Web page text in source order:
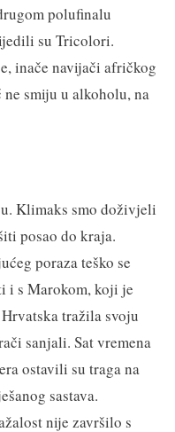
polufinalu
su Tricolori.
inače navijači afričkog
smiju u alkoholu, na
Klimaks smo doživjeli
posao do kraja.
poraza teško se
i s Marokom, koji je
tražila svoju
sanjali. Sat vremena
ostavili su traga na
sastava.
nije završilo s